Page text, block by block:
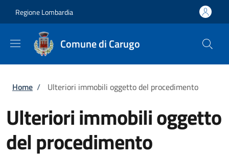
Regione Lombardia
Comune di Carugo
Briciole di pane
Home / Ulteriori immobili oggetto del procedimento
Ulteriori immobili oggetto
del procedimento